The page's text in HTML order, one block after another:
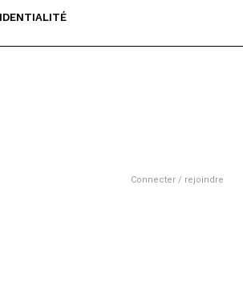
Connecter / rejoindre